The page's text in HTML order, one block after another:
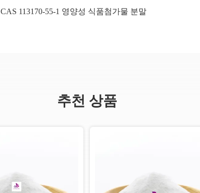
CAS 113170-55-1 영양성 식품첨가물 분말
추천 상품